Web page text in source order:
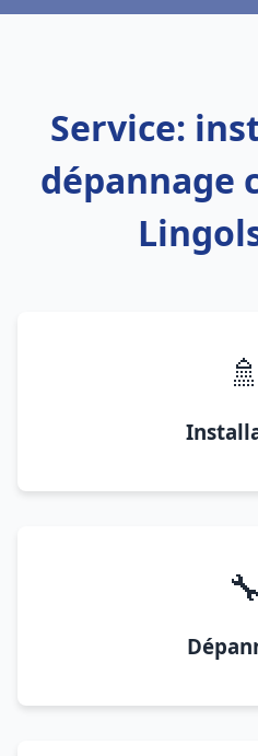
Service:
dépannage
🚿
🔧